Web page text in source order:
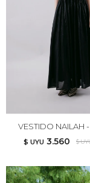
VESTIDO NAILAH
$ UYU 3.560 $